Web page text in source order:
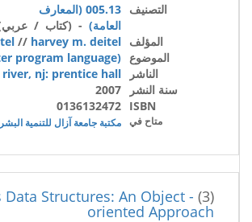
التصنيف
005.13 (المعارف
العامة) - (كتاب /
المؤلف
// harvey m. deitel
الموضوع program language)
الناشر
nj: prentice hall
سنة النشر
2007
ISBN
0136132472
متاح في مكتبة جامعة آزال للتنمية
(3)
Data Structures: An Object -
oriented Approach